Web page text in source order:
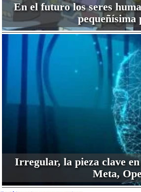
En el futuro los seres
Irregular, la pieza clave
Meta,